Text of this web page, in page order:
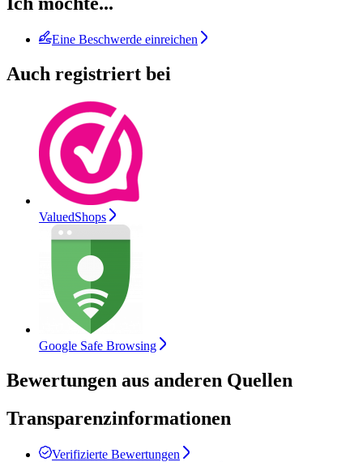
Eine Beschwerde einreichen
Auch registriert bei
ValuedShops
Google Safe Browsing
Bewertungen aus anderen Quellen
Transparenzinformationen
Verifizierte Bewertungen